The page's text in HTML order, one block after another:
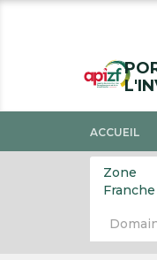
ACCUEIL
Zone
Franche